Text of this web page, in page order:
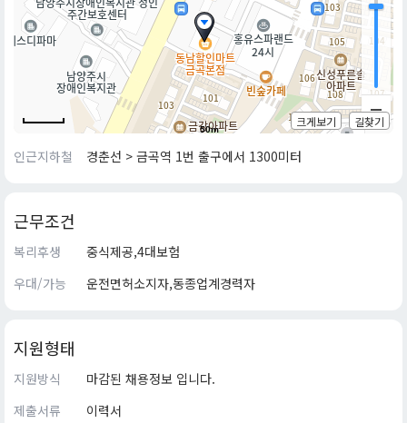
50m
크게보기 길찾기
인근지하철 경춘선 > 금곡역 1번 출구에서 1300미터
근무조건
복리후생
중식제공,4대보험
우대/가능
운전면허소지자,동종업계경력자
지원형태
지원방식
마감된 채용정보 입니다.
제출서류
이력서